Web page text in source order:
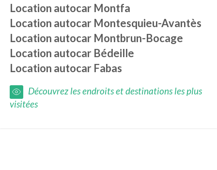
Location autocar Montfa
Location autocar Montesquieu-Avantès
Location autocar Montbrun-Bocage
Location autocar Bédeille
Location autocar Fabas
Découvrez les endroits et destinations les plus
visitées